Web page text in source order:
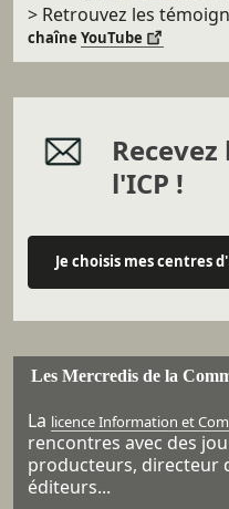
> Retrouvez les
chaîne YouTube
l'ICP !
Je choisis mes centres
Les Mercredis de la
La licence Information et
rencontres avec des
producteurs, directeur
éditeurs...